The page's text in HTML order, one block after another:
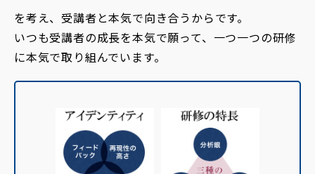
を考え、受講者と本気で向き合うからです。
いつも受講者の成長を本気で願って、一つ一つの研修
に本気で取り組んでいます。